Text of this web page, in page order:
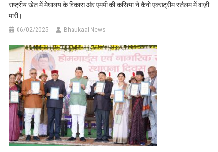
राष्ट्रीय खेल में मेघालय के विकास और एमपी की करिश्मा ने कैनो एक्सट्रीम स्लैलम में बाज़ी
मारी।
06/02/2025 Bhaukaal News